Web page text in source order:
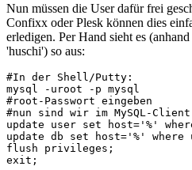
Nun müssen die User dafür frei
Confixx oder Plesk können dies
erledigen. Per Hand sieht es
'huschi') so aus:
#In der Shell/Putty:
mysql -uroot -p mysql
#root-Passwort eingeben
#nun sind wir im MySQL-
update user set host='%'
update db set host='%'
flush privileges;
exit;